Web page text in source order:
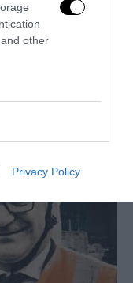
other
Privacy Policy
terre del mito